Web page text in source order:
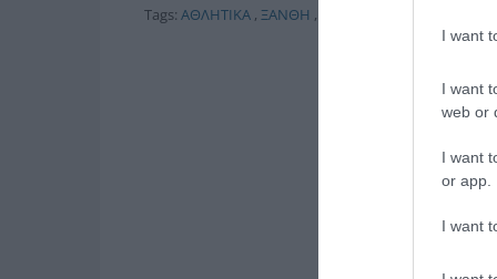
I want
I want
web or
I want
or app.
I want
Tags: ΑΘΛΗΤΙΚΑ, ΞΑΝΘΗ ,